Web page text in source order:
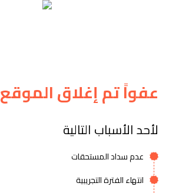
عفواً تم إغلاق الموقع
لأحد الأسباب التالية
عدم سداد المستحقات
انتهاء الفترة التجريبية